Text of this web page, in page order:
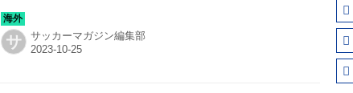
いた。
サ サッカーマガジン編集部